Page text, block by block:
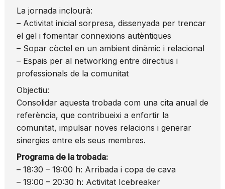
La jornada inclourà:
– Activitat inicial sorpresa, dissenyada per trencar
el gel i fomentar connexions autèntiques
– Sopar còctel en un ambient dinàmic i relacional
– Espais per al networking entre directius i
professionals de la comunitat
Objectiu:
Consolidar aquesta trobada com una cita anual de
referència, que contribueixi a enfortir la
comunitat, impulsar noves relacions i generar
sinergies entre els seus membres.
Programa de la trobada:
– 18:30 – 19:00 h: Arribada i copa de cava
– 19:00 – 20:30 h: Activitat Icebreaker